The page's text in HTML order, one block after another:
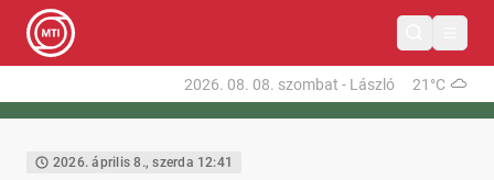
2026. 08. 08. szombat - László 21°C
2026. április 8., szerda 12:41